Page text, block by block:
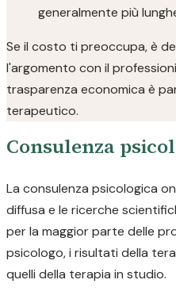
generalmente più
Se il costo ti preoccupa, è
l'argomento con il
trasparenza economica è
terapeutico.
Consulenza
La consulenza psicologica
diffusa e le ricerche
per la maggior parte delle
psicologo, i risultati della
quelli della terapia in studio.